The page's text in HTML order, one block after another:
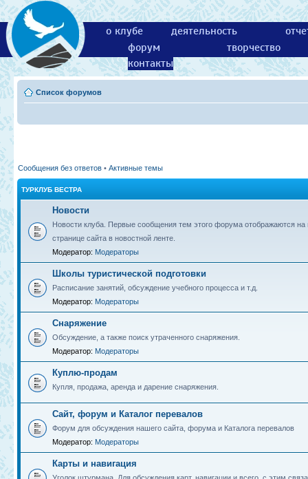
о клубе деятельность
форум
творчество
контакты
Список форумов
Сообщения без ответов • Активные темы
ТУРКЛУБ ВЕСТРА
Новости
Новости клуба. Первые сообщения тем этого форума отображаются на
странице сайта в новостной ленте.
Модератор: Модераторы
Школы туристической подготовки
Расписание занятий, обсуждение учебного процесса и т.д.
Модератор: Модераторы
Снаряжение
Обсуждение, а также поиск утраченного снаряжения.
Модератор: Модераторы
Куплю-продам
Купля, продажа, аренда и дарение снаряжения.
Сайт, форум и Каталог перевалов
Форум для обсуждения нашего сайта, форума и Каталога перевалов
Модератор: Модераторы
Карты и навигация